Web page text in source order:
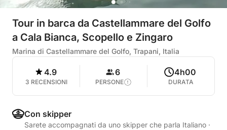
Tour in barca da Castellammare del Golfo
a Cala Bianca, Scopello e Zingaro
Marina di Castellammare del Golfo, Trapani, Italia
4.9
3 RECENSIONI
6
PERSONE
4h00
DURATA
Con skipper
Sarete accompagnati da uno skipper che parla Italiano ·